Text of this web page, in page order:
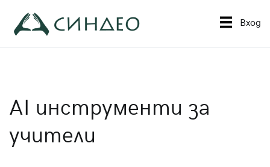
съдържанието
Вход
AI инструменти за
учители